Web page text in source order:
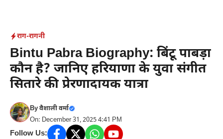
content
राग-रागनी
Bintu Pabra Biography: बिंटू पाबड़ा
कौन है? जानिए हरियाणा के युवा संगीत
सितारे की प्रेरणादायक यात्रा
Byवैशाली वर्मा
On: December 31, 2025 4:41 PM
Follow Us: